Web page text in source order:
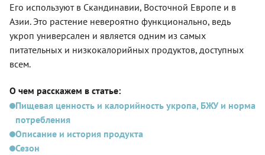
Его используют в Скандинавии, Восточной Европе и в
Азии. Это растение невероятно функционально, ведь
укроп универсален и является одним из самых
питательных и низкокалорийных продуктов, доступных
всем.
О чем расскажем в статье:
Пищевая ценность и калорийность укропа, БЖУ и норма
потребления
Описание и история продукта
Сезон